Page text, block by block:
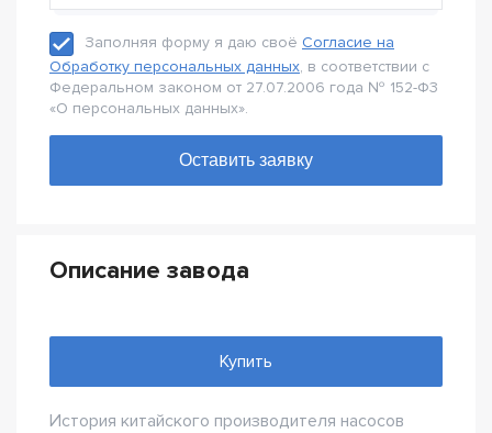
Заполняя форму я даю своё Согласие на
Обработку персональных данных, в соответствии с
Федеральном законом от 27.07.2006 года № 152-Ф3
«О персональных данных».
Описание завода
Купить
История китайского производителя насосов